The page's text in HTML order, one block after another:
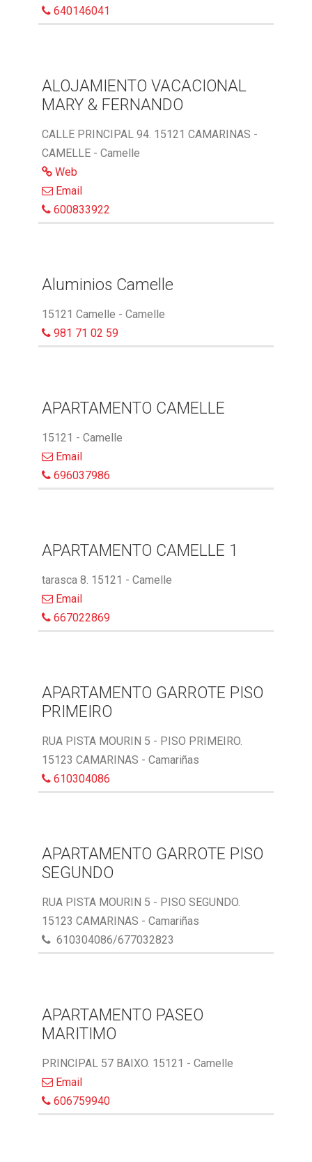
640146041
ALOJAMIENTO VACACIONAL
MARY & FERNANDO
CALLE PRINCIPAL 94. 15121 CAMARINAS -
CAMELLE - Camelle
Web
Email
600833922
Aluminios Camelle
15121 Camelle - Camelle
981 71 02 59
APARTAMENTO CAMELLE
15121 - Camelle
Email
696037986
APARTAMENTO CAMELLE 1
tarasca 8. 15121 - Camelle
Email
667022869
APARTAMENTO GARROTE PISO
PRIMEIRO
RUA PISTA MOURIN 5 - PISO PRIMEIRO.
15123 CAMARINAS - Camariñas
610304086
APARTAMENTO GARROTE PISO
SEGUNDO
RUA PISTA MOURIN 5 - PISO SEGUNDO.
15123 CAMARINAS - Camariñas
610304086/677032823
APARTAMENTO PASEO
MARITIMO
PRINCIPAL 57 BAIXO. 15121 - Camelle
Email
606759940